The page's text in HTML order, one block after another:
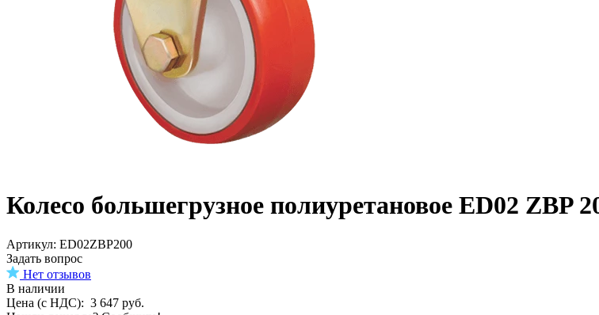
Колесо большегрузное полиуретановое ED02 ZBP
Aртикул: ED02ZBP200
Задать вопрос
Нет отзывов
В наличии
Цена (с НДС): 3 647 руб.